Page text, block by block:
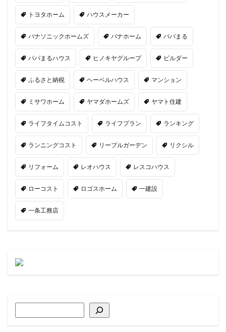
トヨタホーム ハウスメーカー
パナソニックホームズ パナホーム パパまる
パパまるハウス ヒノキヤグループ ビルダー
ふるさと納税 ヘーベルハウス マンション
ミサワホーム ヤマダホームズ ヤマト住建
ライフタイムコスト ライフプラン ランキング
ランニングコスト リーブルガーデン リクシル
リフォーム レオハウス レスコハウス
ローコスト ロゴスホーム 一建設
一条工務店